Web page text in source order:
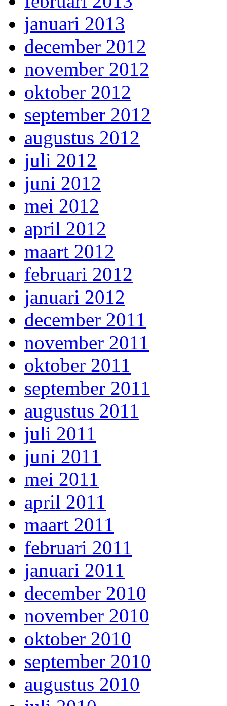
januari 2013
december 2012
november 2012
oktober 2012
september 2012
augustus 2012
juli 2012
juni 2012
mei 2012
april 2012
maart 2012
februari 2012
januari 2012
december 2011
november 2011
oktober 2011
september 2011
augustus 2011
juli 2011
juni 2011
mei 2011
april 2011
maart 2011
februari 2011
januari 2011
december 2010
november 2010
oktober 2010
september 2010
augustus 2010